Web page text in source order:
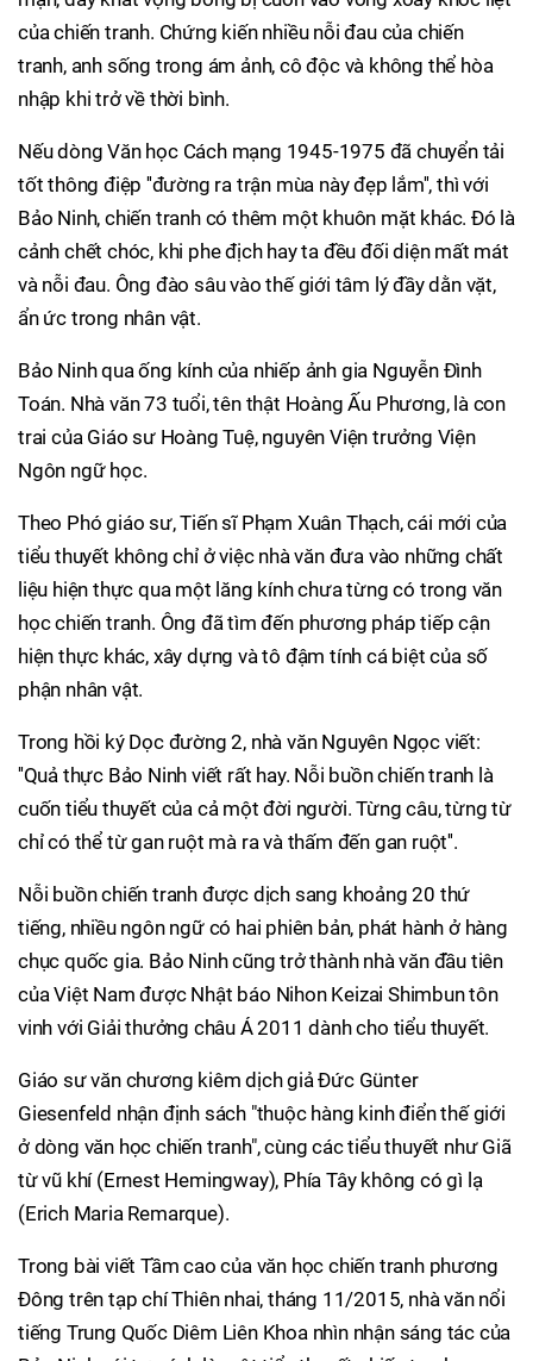
của chiến tranh. Chứng kiến nhiều nỗi đau của chiến
tranh, anh sống trong ám ảnh, cô độc và không thể hòa
nhập khi trở về thời bình.
Nếu dòng Văn học Cách mạng 1945-1975 đã chuyển tải
tốt thông điệp ''đường ra trận mùa này đẹp lắm'', thì với
Bảo Ninh, chiến tranh có thêm một khuôn mặt khác. Đó là
cảnh chết chóc, khi phe địch hay ta đều đối diện mất mát
và nỗi đau. Ông đào sâu vào thế giới tâm lý đầy dằn vặt,
ẩn ức trong nhân vật.
Bảo Ninh qua ống kính của nhiếp ảnh gia Nguyễn Đình
Toán. Nhà văn 73 tuổi, tên thật Hoàng Ấu Phương, là con
trai của Giáo sư Hoàng Tuệ, nguyên Viện trưởng Viện
Ngôn ngữ học.
Theo Phó giáo sư, Tiến sĩ Phạm Xuân Thạch, cái mới của
tiểu thuyết không chỉ ở việc nhà văn đưa vào những chất
liệu hiện thực qua một lăng kính chưa từng có trong văn
học chiến tranh. Ông đã tìm đến phương pháp tiếp cận
hiện thực khác, xây dựng và tô đậm tính cá biệt của số
phận nhân vật.
Trong hồi ký Dọc đường 2, nhà văn Nguyên Ngọc viết:
''Quả thực Bảo Ninh viết rất hay. Nỗi buồn chiến tranh là
cuốn tiểu thuyết của cả một đời người. Từng câu, từng từ
chỉ có thể từ gan ruột mà ra và thấm đến gan ruột''.
Nỗi buồn chiến tranh được dịch sang khoảng 20 thứ
tiếng, nhiều ngôn ngữ có hai phiên bản, phát hành ở hàng
chục quốc gia. Bảo Ninh cũng trở thành nhà văn đầu tiên
của Việt Nam được Nhật báo Nihon Keizai Shimbun tôn
vinh với Giải thưởng châu Á 2011 dành cho tiểu thuyết.
Giáo sư văn chương kiêm dịch giả Đức Günter
Giesenfeld nhận định sách "thuộc hàng kinh điển thế giới
ở dòng văn học chiến tranh", cùng các tiểu thuyết như Giã
từ vũ khí (Ernest Hemingway), Phía Tây không có gì lạ
(Erich Maria Remarque).
Trong bài viết Tầm cao của văn học chiến tranh phương
Đông trên tạp chí Thiên nhai, tháng 11/2015, nhà văn nổi
tiếng Trung Quốc Diêm Liên Khoa nhìn nhận sáng tác của